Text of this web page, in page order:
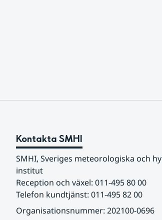
Kontakta SMHI
SMHI, Sveriges meteorologiska och
institut
Reception och växel: 011-495 80 00
Telefon kundtjänst: 011-495 82 00
Organisationsnummer: 202100-0696